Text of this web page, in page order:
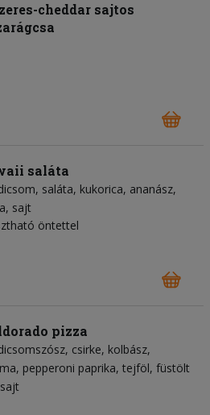
cheddar sajtos
saláta
saláta kukorica ananász
sajt
öntettel
pizza
csirke kolbász
pepperoni paprika tejföl füstölt
sajt